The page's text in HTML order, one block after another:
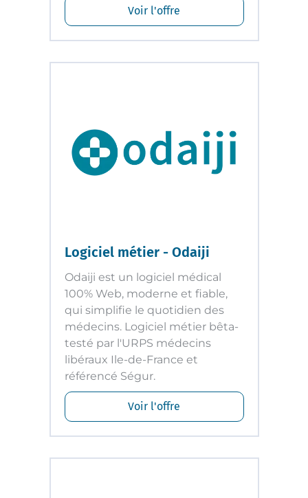
Voir l'offre
Logiciel métier - Odaiji
Odaiji est un logiciel médical
100% Web, moderne et fiable,
qui simplifie le quotidien des
médecins. Logiciel métier bêta-
testé par l'URPS médecins
libéraux Ile-de-France et
référencé Ségur.
Voir l'offre